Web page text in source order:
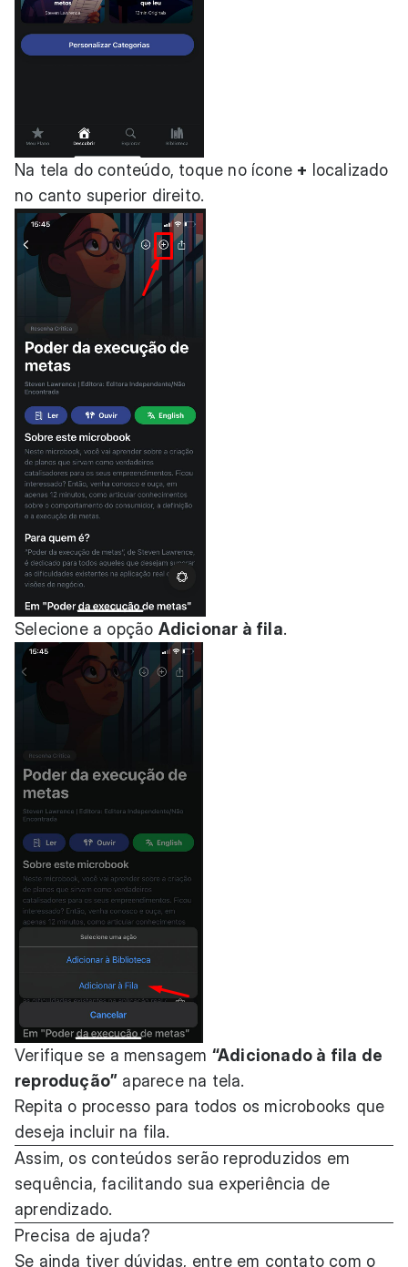
Na tela do conteúdo, toque no ícone + localizado
no canto superior direito.
Selecione a opção Adicionar à fila.
Verifique se a mensagem “Adicionado à fila de
reprodução” aparece na tela.
Repita o processo para todos os microbooks que
deseja incluir na fila.
Assim, os conteúdos serão reproduzidos em
sequência, facilitando sua experiência de
aprendizado.
Precisa de ajuda?
Se ainda tiver dúvidas, entre em contato com o